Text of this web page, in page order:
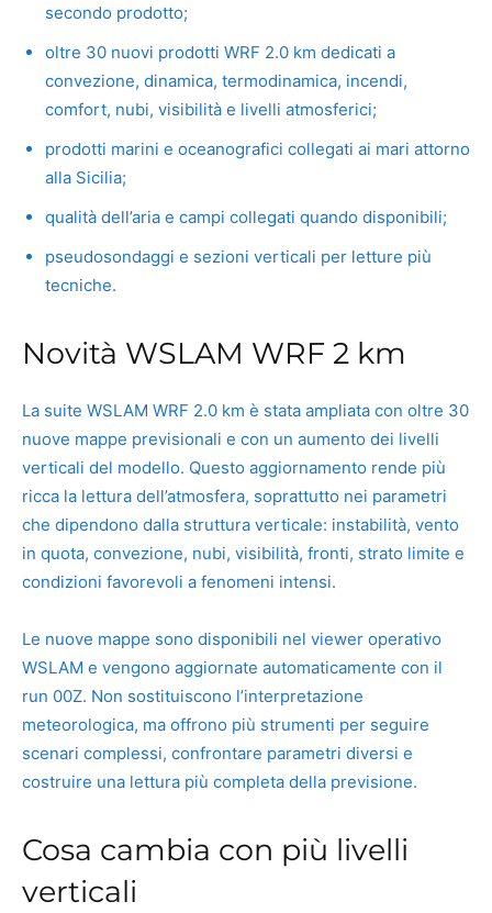
secondo prodotto;
oltre 30 nuovi prodotti WRF 2.0 km dedicati a
convezione, dinamica, termodinamica, incendi,
comfort, nubi, visibilità e livelli atmosferici;
prodotti marini e oceanografici collegati ai mari attorno
alla Sicilia;
qualità dell’aria e campi collegati quando disponibili;
pseudosondaggi e sezioni verticali per letture più
tecniche.
Novità WSLAM WRF 2 km
La suite WSLAM WRF 2.0 km è stata ampliata con oltre 30
nuove mappe previsionali e con un aumento dei livelli
verticali del modello. Questo aggiornamento rende più
ricca la lettura dell’atmosfera, soprattutto nei parametri
che dipendono dalla struttura verticale: instabilità, vento
in quota, convezione, nubi, visibilità, fronti, strato limite e
condizioni favorevoli a fenomeni intensi.
Le nuove mappe sono disponibili nel viewer operativo
WSLAM e vengono aggiornate automaticamente con il
run 00Z. Non sostituiscono l’interpretazione
meteorologica, ma offrono più strumenti per seguire
scenari complessi, confrontare parametri diversi e
costruire una lettura più completa della previsione.
Cosa cambia con più livelli
verticali